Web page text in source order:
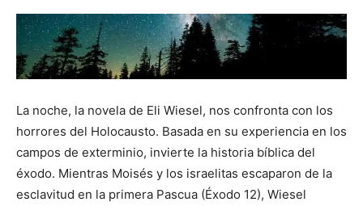
La noche, la novela de Eli Wiesel, nos confronta con los
horrores del Holocausto. Basada en su experiencia en los
campos de exterminio, invierte la historia bíblica del
éxodo. Mientras Moisés y los israelitas escaparon de la
esclavitud en la primera Pascua (Éxodo 12), Wiesel